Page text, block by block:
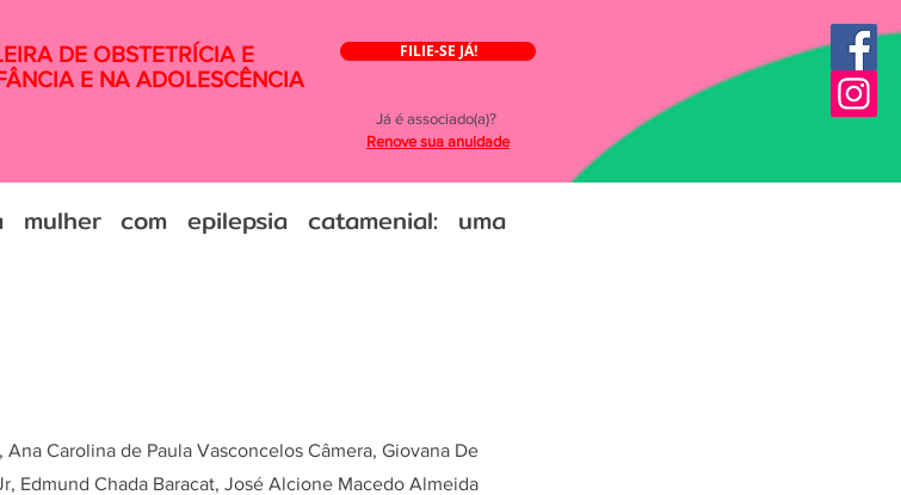
DE OBSTETRÍCIA E
E NA ADOLESCÊNCIA
FILIE-SE JÁ!
Já é associado(a)?
Renove sua anuidade
com epilepsia catamenial: uma
Carolina de Paula Vasconcelos Câmera, Giovana De
Edmund Chada Baracat, José Alcione Macedo Almeida